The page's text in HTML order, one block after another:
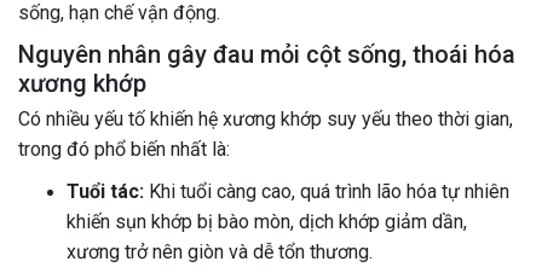
sống, hạn chế vận động.
Nguyên nhân gây đau mỏi cột sống, thoái hóa
xương khớp
Có nhiều yếu tố khiến hệ xương khớp suy yếu theo thời gian,
trong đó phổ biến nhất là:
Tuổi tác: Khi tuổi càng cao, quá trình lão hóa tự nhiên
khiến sụn khớp bị bào mòn, dịch khớp giảm dần,
xương trở nên giòn và dễ tổn thương.